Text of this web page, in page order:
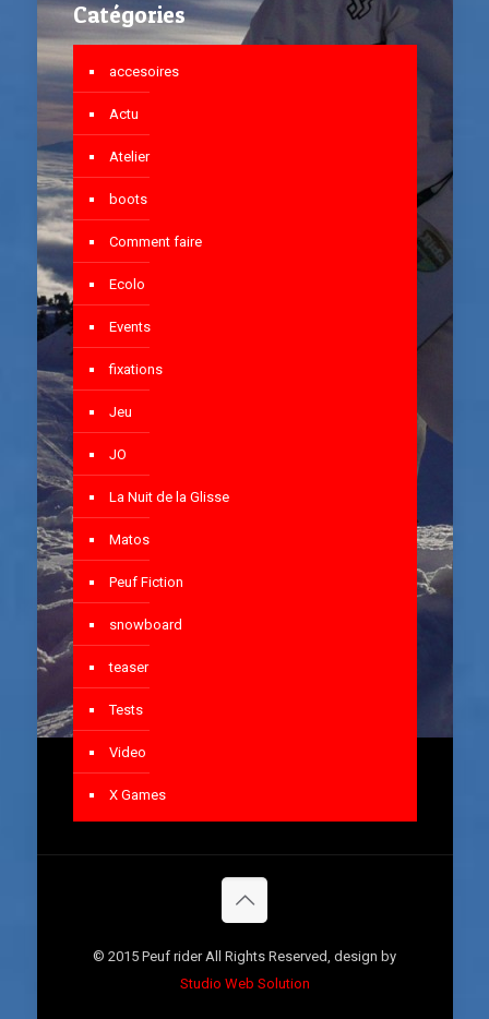
Catégories
accesoires
Actu
Atelier
boots
Comment faire
Ecolo
Events
fixations
Jeu
JO
La Nuit de la Glisse
Matos
Peuf Fiction
snowboard
teaser
Tests
Video
X Games
© 2015 Peuf rider All Rights Reserved, design by
Studio Web Solution